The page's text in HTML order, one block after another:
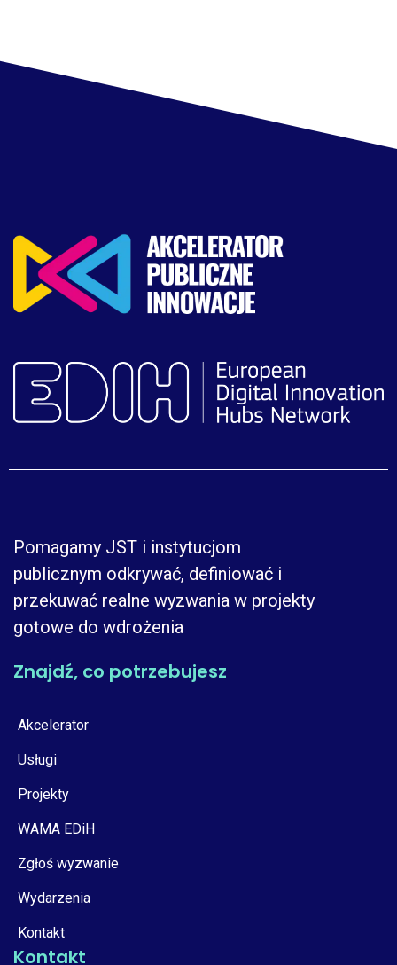
Pomagamy JST i instytucjom
publicznym odkrywać, definiować i
przekuwać realne wyzwania w projekty
gotowe do wdrożenia
Znajdź, co potrzebujesz
Akcelerator
Usługi
Projekty
WAMA EDiH
Zgłoś wyzwanie
Wydarzenia
Kontakt
Kontakt